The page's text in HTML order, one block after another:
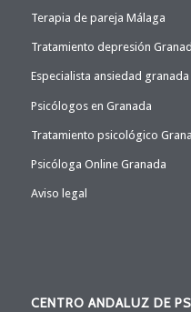
Terapia de pareja Málaga
Tratamiento depresión
Especialista ansiedad granada
Psicólogos en Granada
Tratamiento psicológico
Psicóloga Online Granada
Aviso legal
CENTRO ANDALUZ DE